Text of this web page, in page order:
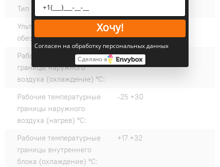
Тип компрессора:
Ультрафиолетовое
обеззараживание:
нет
Рабочие температурные
границы наружного
воздуха (охлаждение) °C:
-15 +53
Рабочие температурные
границы наружного
воздуха (нагрев) °C:
-25 +30
Рабочие температурные
границы внутреннего
блока (охлаждение) °C:
+17 +32
Хочу!
Согласен на обработку персональных данных
Сделано в